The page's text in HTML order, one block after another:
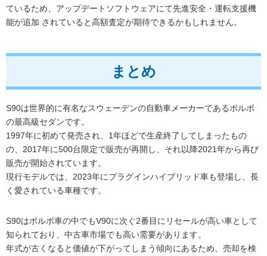
ているため、アップデートソフトウェアにて先進安全・運転支援機
能が追加 されていると高額査定が期待できるかもしれません。
まとめ
S90は世界的に有名なスウェーデンの自動車メーカーであるボルボ
の最高級セダンです。
1997年に初めて発売され、1年ほどで生産終了してしまったもの
の、2017年に500台限定で販売が再開し、それ以降2021年から再び
販売が開始されています。
現行モデルでは、2023年にプラグインハイブリッド車も登場し、長
く愛されている車種です。
S90はボルボ車の中でもV90に次ぐ2番目にリセールが高い車として
知られており、中古車市場でも高い需要があります。
年式が古くなると価値が下がってしまう傾向にあるため、売却を検